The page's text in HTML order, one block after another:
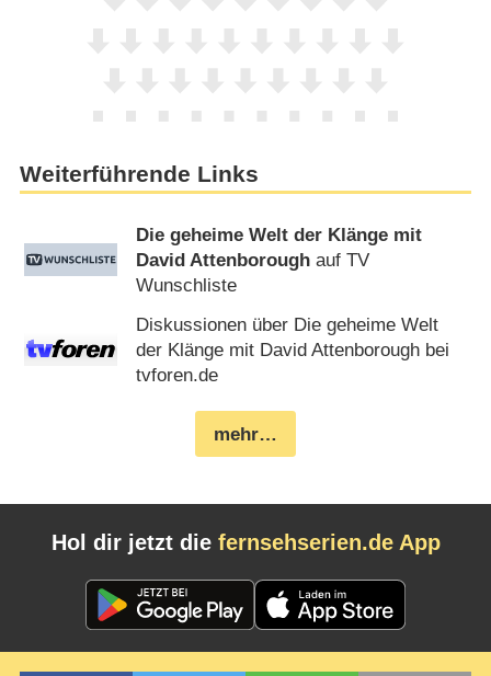
Weiterführende Links
Die geheime Welt der Klänge mit
David Attenborough auf TV
Wunschliste
Diskussionen über Die geheime Welt
der Klänge mit David Attenborough bei
tvforen.de
mehr…
Hol dir jetzt die fernsehserien.de App